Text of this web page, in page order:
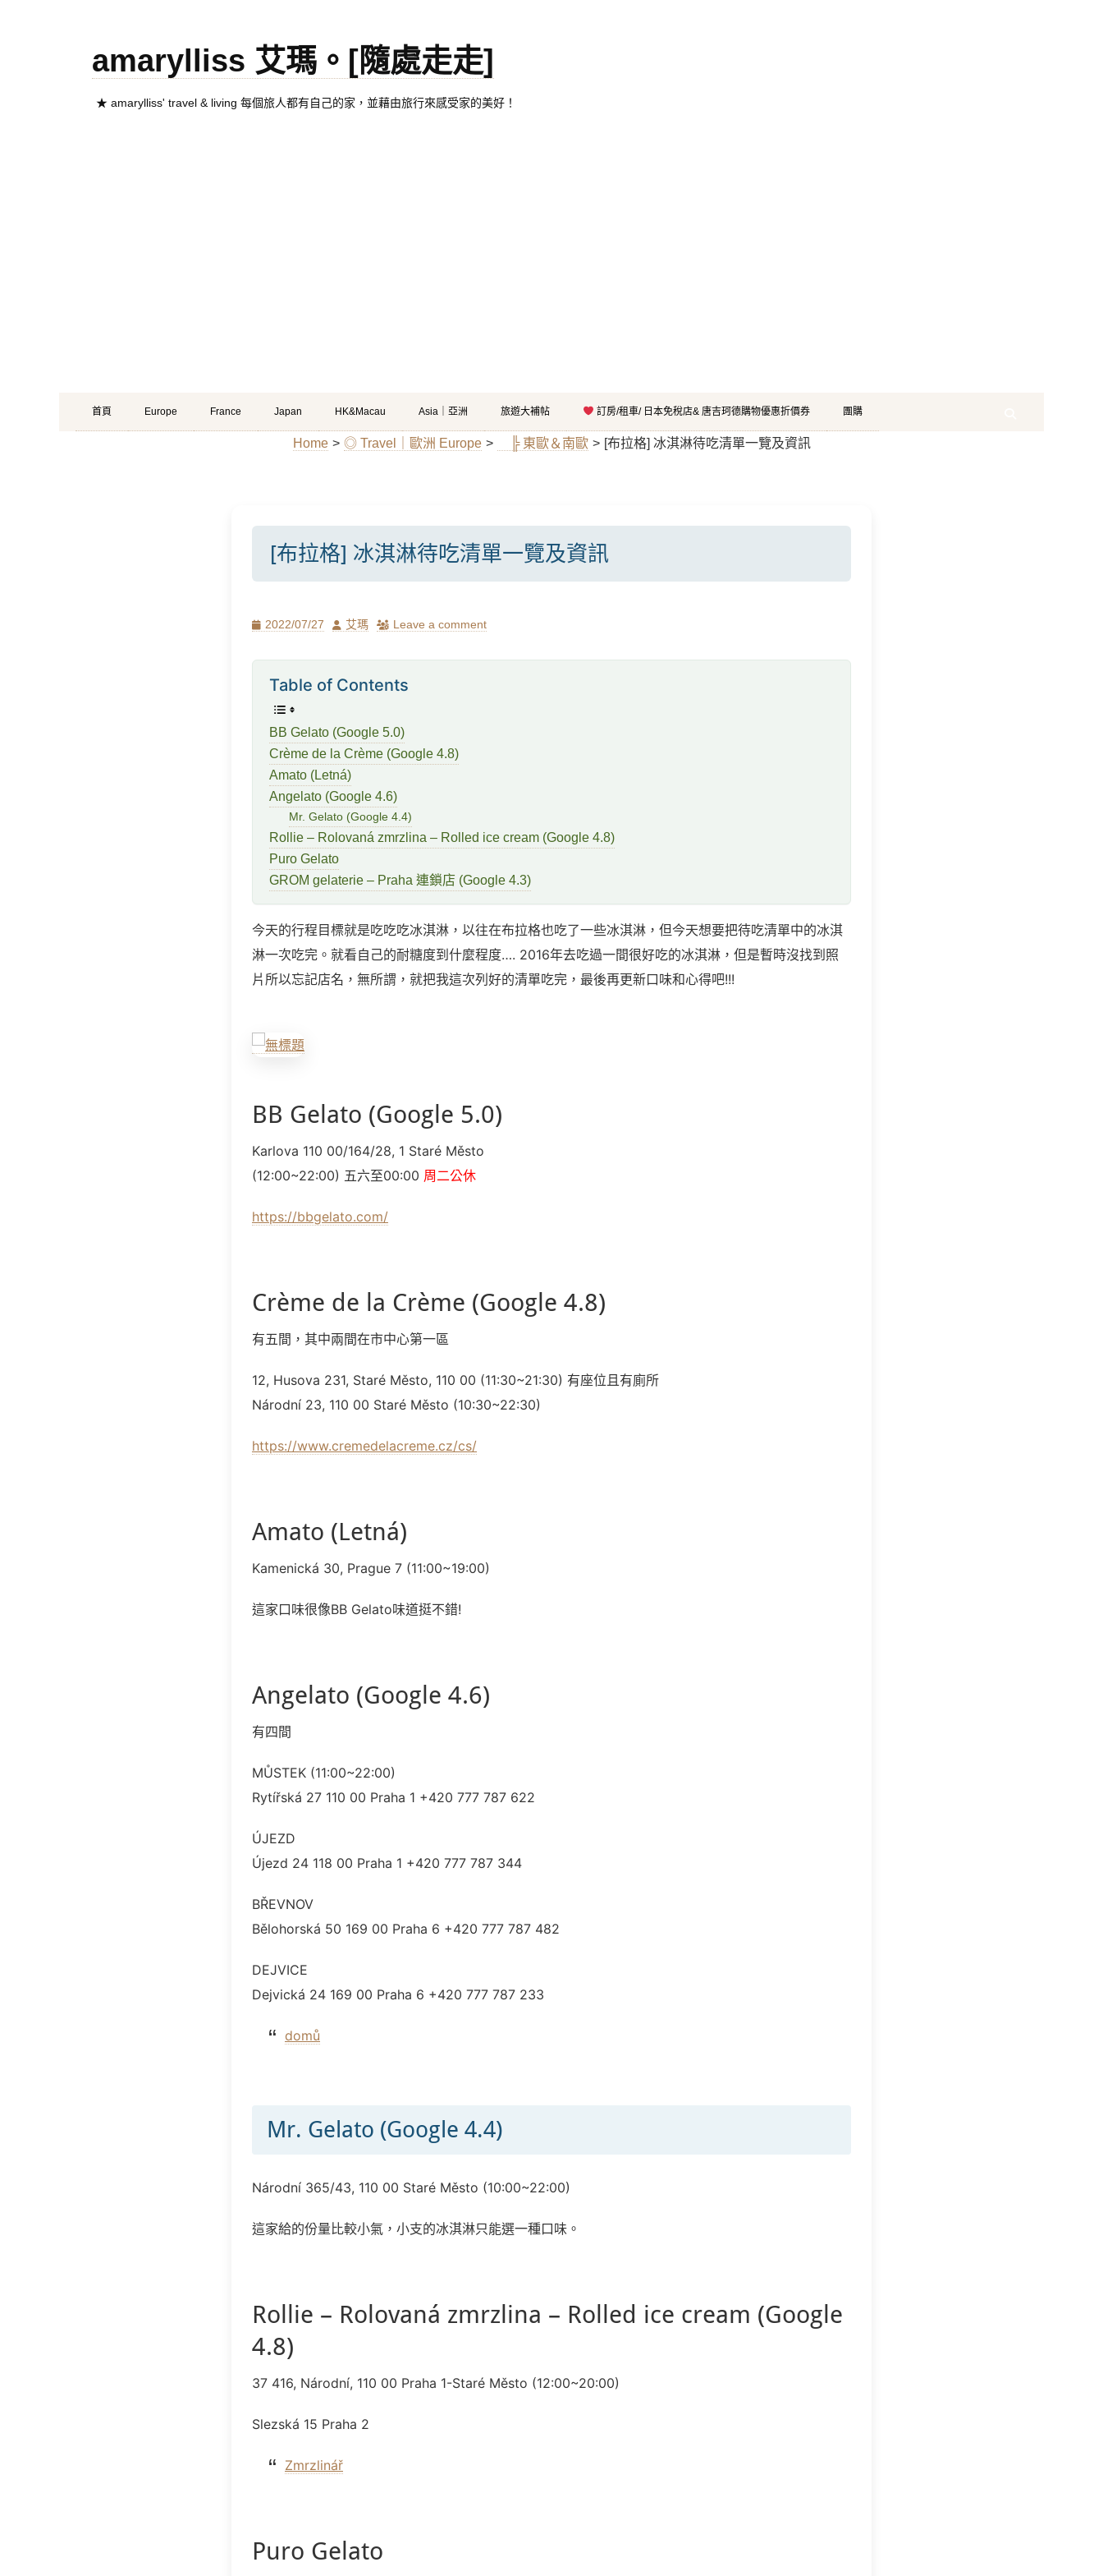
amarylliss 艾瑪。[隨處走走]
★ amarylliss' travel & living 每個旅人都有自己的家，並藉由旅行來感受家的美好！
Primary
Menu
Skip
to
首頁 Europe France Japan HK&Macau Asia｜亞洲 旅遊大補帖 訂房/租車/ 日本免稅店& 唐吉珂德購物優惠折價券 團購
Home > ◎ Travel｜歐洲 Europe > ╠ 東歐＆南歐 > [布拉格] 冰淇淋待吃清單一覽及資訊
[布拉格] 冰淇淋待吃清單一覽及資訊
Posted
2022/07/27 Author
艾瑪 Leave a comment
Table of Contents
BB Gelato (Google 5.0)
Crème de la Crème (Google 4.8)
Amato (Letná)
Angelato (Google 4.6)
Mr. Gelato (Google 4.4)
Rollie – Rolovaná zmrzlina – Rolled ice cream (Google 4.8)
Puro Gelato
GROM gelaterie – Praha 連鎖店 (Google 4.3)
今天的行程目標就是吃吃吃冰淇淋，以往在布拉格也吃了一些冰淇淋，但今天想要把待吃清單中的冰淇
淋一次吃完。就看自己的耐糖度到什麼程度…. 2016年去吃過一間很好吃的冰淇淋，但是暫時沒找到照
片所以忘記店名，無所謂，就把我這次列好的清單吃完，最後再更新口味和心得吧!!!
BB Gelato (Google 5.0)
Karlova 110 00/164/28, 1 Staré Město
(12:00~22:00) 五六至00:00 周二公休
https://bbgelato.com/
Crème de la Crème (Google 4.8)
有五間，其中兩間在市中心第一區
12, Husova 231, Staré Město, 110 00 (11:30~21:30) 有座位且有廁所
Národní 23, 110 00 Staré Město (10:30~22:30)
https://www.cremedelacreme.cz/cs/
Amato (Letná)
Kamenická 30, Prague 7 (11:00~19:00)
這家口味很像BB Gelato味道挺不錯!
Angelato (Google 4.6)
有四間
MŮSTEK (11:00~22:00)
Rytířská 27 110 00 Praha 1 +420 777 787 622
ÚJEZD
Újezd 24 118 00 Praha 1 +420 777 787 344
BŘEVNOV
Bělohorská 50 169 00 Praha 6 +420 777 787 482
DEJVICE
Dejvická 24 169 00 Praha 6 +420 777 787 233
domů
Mr. Gelato (Google 4.4)
Národní 365/43, 110 00 Staré Město (10:00~22:00)
這家給的份量比較小氣，小支的冰淇淋只能選一種口味。
Rollie – Rolovaná zmrzlina – Rolled ice cream (Google
4.8)
37 416, Národní, 110 00 Praha 1-Staré Město (12:00~20:00)
Slezská 15 Praha 2
Zmrzlinář
Puro Gelato